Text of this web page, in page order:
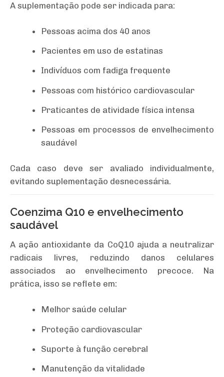
A suplementação pode ser indicada para:
Pessoas acima dos 40 anos
Pacientes em uso de estatinas
Indivíduos com fadiga frequente
Pessoas com histórico cardiovascular
Praticantes de atividade física intensa
Pessoas em processos de envelhecimento
saudável
Cada caso deve ser avaliado individualmente,
evitando suplementação desnecessária.
Coenzima Q10 e envelhecimento
saudável
A ação antioxidante da CoQ10 ajuda a neutralizar
radicais livres, reduzindo danos celulares
associados ao envelhecimento precoce. Na
prática, isso se reflete em:
Melhor saúde celular
Proteção cardiovascular
Suporte à função cerebral
Manutenção da vitalidade